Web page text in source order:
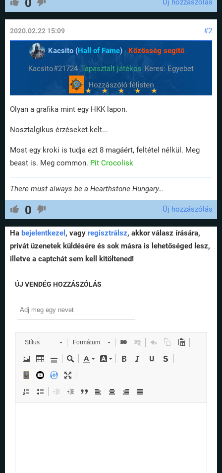
0 Új hozzászólás
#2
2020.02.22 15:09
Kacsito (Hall of Fame) - Közösség segítő
Kacsito#21724 Tapasztalt játékos Keres: Egyebet
Olyan a grafika mint egy HKK lapon.
Nosztalgikus érzéseket kelt...
Most egy kroki is tudja ezt 8 magáért, feltétel nélkül. Meg
beast is. Meg common. Pit Crocolisk
There must always be a Hearthstone Hungary…
0 Új hozzászólás
Ha bejelentkezel , vagy regisztrálsz, akkor válasz írására,
privát üzenetek küldésére és sok másra is lehetőséged lesz,
illetve a captchát sem kell kitöltened!
ÚJ VENDÉG HOZZÁSZÓLÁS
Stílus Formátum